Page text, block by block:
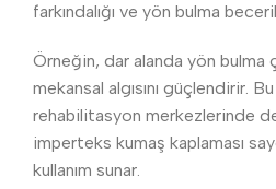
farkındalığı ve yön bulma
Örneğin, dar alanda yön bulma
mekansal algısını güçlendirir.
rehabilitasyon merkezlerinde de
imperteks kumaş kaplaması
kullanım sunar.